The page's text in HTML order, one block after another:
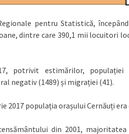
pentru Statistică,
dintre care 390,1 mii locuitori
potrivit estimărilor,
negativ (1489) și migrației (41).
2017 populația orașului Cernăuți era
din 2001,